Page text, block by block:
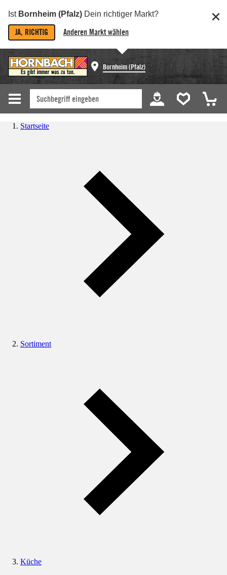
Ist Bornheim (Pfalz) Dein richtiger Markt?
JA, RICHTIG Anderen Markt wählen
Bornheim (Pfalz)
Startseite
Sortiment
Küche